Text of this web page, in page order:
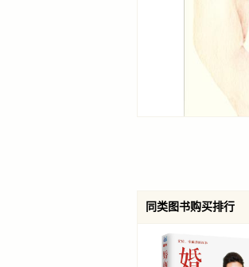
同类图书购买排行